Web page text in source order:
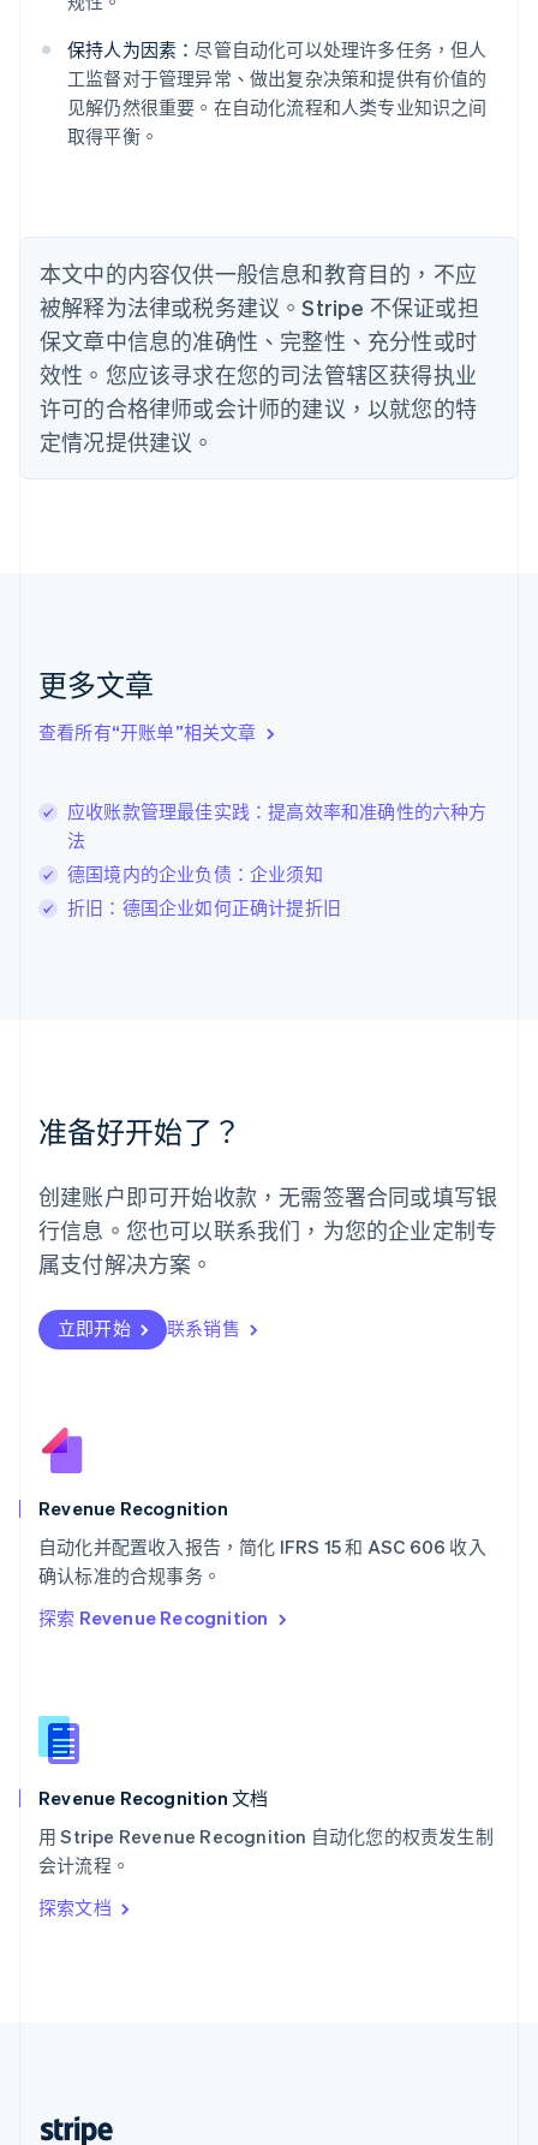
保持人为因素：尽管自动化可以处理许多任务，但人
工监督对于管理异常、做出复杂决策和提供有价值的
见解仍然很重要。在自动化流程和人类专业知识之间
取得平衡。
本文中的内容仅供一般信息和教育目的，不应
被解释为法律或税务建议。Stripe 不保证或担
保文章中信息的准确性、完整性、充分性或时
效性。您应该寻求在您的司法管辖区获得执业
许可的合格律师或会计师的建议，以就您的特
定情况提供建议。
更多文章
查看所有“开账单”相关文章
应收账款管理最佳实践：提高效率和准确性的六种方
法
德国境内的企业负债：企业须知
折旧：德国企业如何正确计提折旧
准备好开始了？
创建账户即可开始收款，无需签署合同或填写银
行信息。您也可以联系我们，为您的企业定制专
属支付解决方案。
立即开始 联系销售
Revenue Recognition
自动化并配置收入报告，简化 IFRS 15 和 ASC 606 收入
确认标准的合规事务。
探索 Revenue Recognition
Revenue Recognition 文档
用 Stripe Revenue Recognition 自动化您的权责发生制
会计流程。
探索文档
English
奥地利
DeutschEnglish
澳大利亚
English
巴西
比利时
波兰
English
丹麦
English
德国
DeutschEnglish
法国
FrançaisEnglish
芬兰
克罗地亚
EnglishItaliano
拉脱维亚
English
列支敦士登
Deutsch
卢森堡
Français Deutsch English
罗马尼亚
墨西哥
EspañolEnglish
English
葡萄牙
PortuguêsEnglish
日本
瑞典
Svenska English
瑞士
English
斯洛文尼亚
Italiano
泰国
ไทยEnglish
English
English
新西兰
匈牙利
意大利
Italiano
印度
English